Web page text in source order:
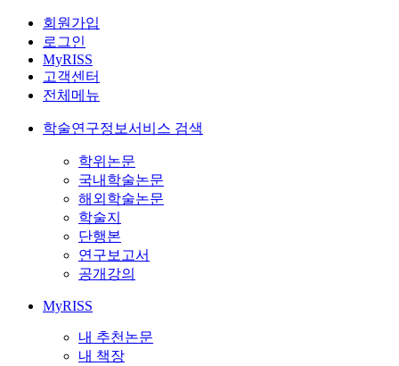
회원가입
로그인
MyRISS
고객센터
전체메뉴
학술연구정보서비스 검색
학위논문
국내학술논문
해외학술논문
학술지
단행본
연구보고서
공개강의
MyRISS
내 추천논문
내 책장